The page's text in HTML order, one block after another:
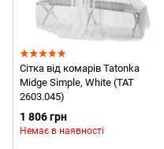
Сітка від комарів Tatonka
Midge Simple, White (TAT
2603.045)
1 806 грн
Немає в наявності